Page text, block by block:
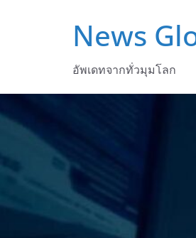
News
อัพเดทจากทั่วมุมโลก